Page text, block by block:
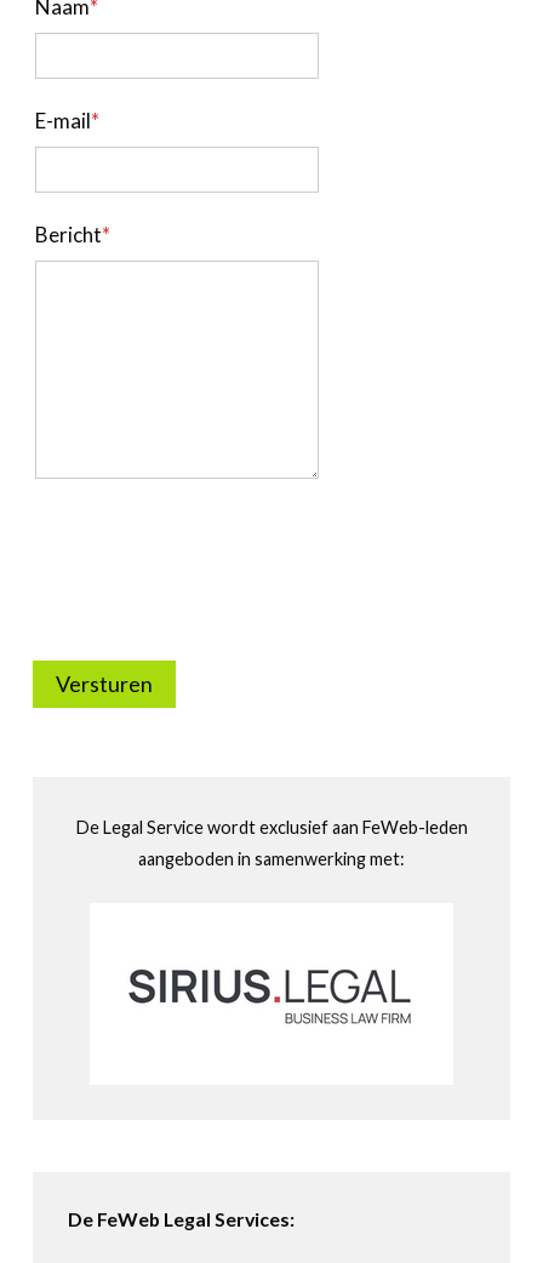
Naam*
E-mail*
Bericht*
Versturen
De Legal Service wordt exclusief aan FeWeb-leden
aangeboden in samenwerking met:
De FeWeb Legal Services: